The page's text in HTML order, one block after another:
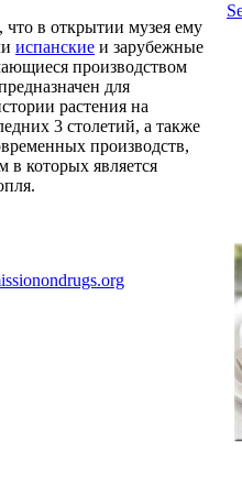
что в открытии музея ему
испанские и зарубежные
производством
для
растения на
3 столетий, а также
производств,
которых является